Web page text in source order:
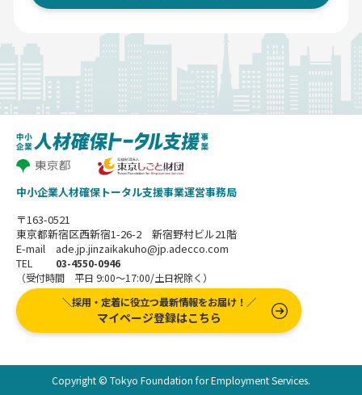
中小企業人材確保トータル支援事業運営事務局
〒163-0521
東京都新宿区西新宿1-26-2 新宿野村ビル21階
E-mail ade.jp.jinzaikakuho@jp.adecco.com
TEL
03-4550-0946
（受付時間 平日 9:00～17:00/土日祝除く）
＼採用・定着に役立つ最新情報をお届け！／
マイページ登録はこちら
Copyright © Tokyo Foundation for Employment Services.